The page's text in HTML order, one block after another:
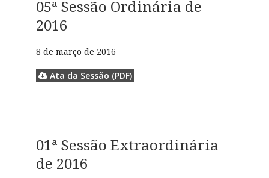
05ª Sessão Ordinária de
2016
8 de março de 2016
Ata da Sessão (PDF)
01ª Sessão Extraordinária
de 2016